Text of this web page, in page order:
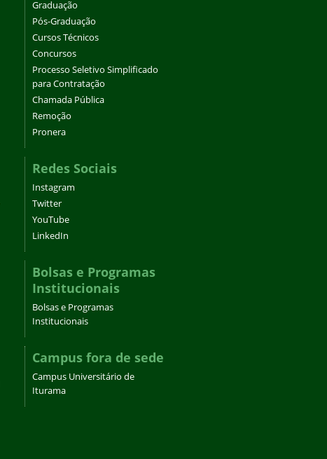
Graduação
Pós-Graduação
Cursos Técnicos
Concursos
Processo Seletivo Simplificado
para Contratação
Chamada Pública
Remoção
Pronera
Redes Sociais
Instagram
Twitter
YouTube
LinkedIn
Bolsas e Programas
Institucionais
Bolsas e Programas
Institucionais
Campus fora de sede
Campus Universitário de
Iturama